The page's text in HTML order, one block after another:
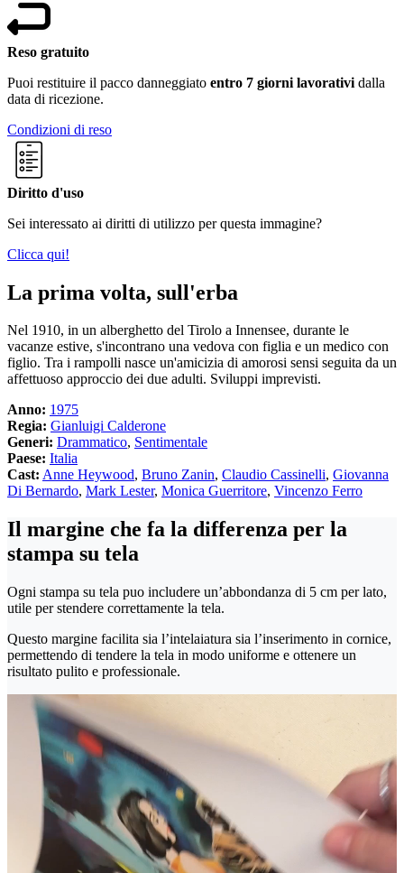
Reso gratuito
Puoi restituire il pacco danneggiato entro 7 giorni lavorativi dalla
data di ricezione.
Condizioni di reso
Diritto d'uso
Sei interessato ai diritti di utilizzo per questa immagine?
Clicca qui!
La prima volta, sull'erba
Nel 1910, in un alberghetto del Tirolo a Innensee, durante le
vacanze estive, s'incontrano una vedova con figlia e un medico con
figlio. Tra i rampolli nasce un'amicizia di amorosi sensi seguita da un
affettuoso approccio dei due adulti. Sviluppi imprevisti.
Anno: 1975
Regia: Gianluigi Calderone
Generi: Drammatico, Sentimentale
Paese: Italia
Cast: Anne Heywood, Bruno Zanin, Claudio Cassinelli, Giovanna
Di Bernardo, Mark Lester, Monica Guerritore, Vincenzo Ferro
Il margine che fa la differenza per la
stampa su tela
Ogni stampa su tela puo includere un’abbondanza di 5 cm per lato,
utile per stendere correttamente la tela.
Questo margine facilita sia l’intelaiatura sia l’inserimento in cornice,
permettendo di tendere la tela in modo uniforme e ottenere un
risultato pulito e professionale.